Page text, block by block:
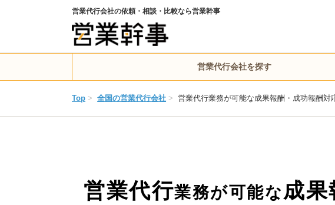
営業代行会社の依頼・相談・比較なら営業幹事
営業代行会社を探す
Top > 全国の営業代行会社 > 営業代行業務が可能な成果報酬・成功報酬対
営業代行業務が可能な成果